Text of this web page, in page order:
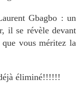
Gbagbo : un
il se révèle devant
vous méritez la
éliminé!!!!!!